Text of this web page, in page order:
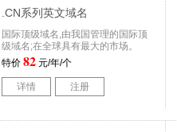
.CN系列英文域名
国际顶级域名,由我国管理的国际顶
级域名;在全球具有最大的市场。
特价 82 元/年/个
详情 注册